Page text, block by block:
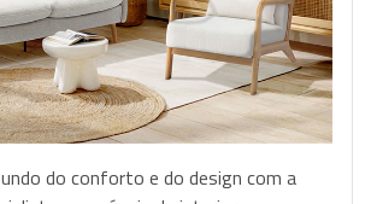
do conforto e do design com a